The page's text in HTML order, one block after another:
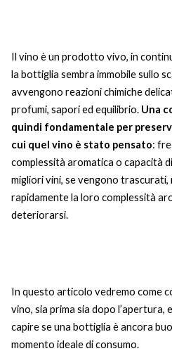
Monogram
Nino Negri
Re Manfredi
Santi
Tenuta Rapitala'
REGION
Negroamaro
Nero D'Avola
Pinot Grigio
Primitivo
Ripasso
WINES
All the scents of the island
Find out more
Il vino è un prodotto vivo, in
la bottiglia sembra immobile sullo
avvengono reazioni chimiche
profumi, sapori ed equilibrio. Una
quindi fondamentale per
cui quel vino è stato pensato:
complessità aromatica o capacità
migliori vini, se vengono trascurati,
rapidamente la loro complessità
deteriorarsi.
In questo articolo vedremo come
vino, sia prima sia dopo l’apertura,
capire se una bottiglia è ancora
momento ideale di consumo.